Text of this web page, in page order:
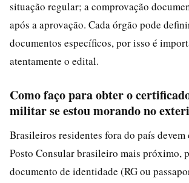
situação regular; a comprovação
após a aprovação. Cada órgão pode
documentos específicos, por isso é
atentamente o edital.
Como faço para obter o
militar se estou morando no
Brasileiros residentes fora do país devem
Posto Consular brasileiro mais próximo,
documento de identidade (RG ou